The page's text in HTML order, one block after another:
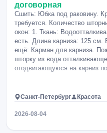
договорная
Сшить: Юбка под раковину.
требуется. Количество
окон: 1. Ткань:
есть. Длина карниза: 125
ещё: Карман для карниза.
шторку из вода
отодвигающуюся на карниз
Санкт-Петербург Красота
2026-08-04